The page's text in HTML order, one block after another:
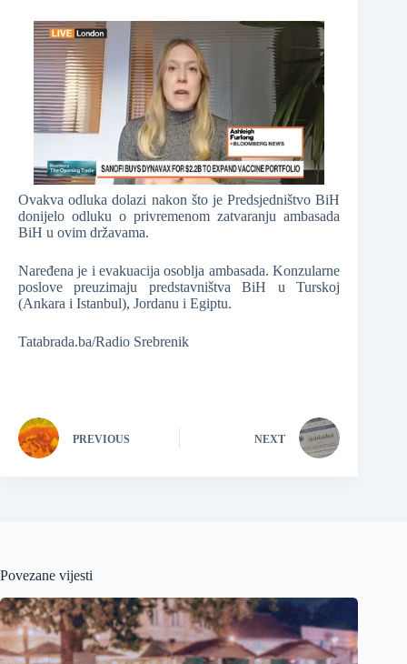
Ovakva odluka dolazi nakon što je Predsjedništvo BiH
donijelo odluku o privremenom zatvaranju ambasada
BiH u ovim državama.
Naređena je i evakuacija osoblja ambasada. Konzularne
poslove preuzimaju predstavništva BiH u Turskoj
(Ankara i Istanbul), Jordanu i Egiptu.
Tatabrada.ba/Radio Srebrenik
PREVIOUS NEXT
Povezane vijesti